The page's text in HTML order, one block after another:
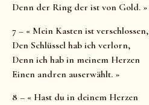
Denn der Ring der ist von Gold. »
7 – « Mein Kasten ist verschlossen,
Den Schlüssel hab ich verlorn,
Denn ich hab in meinem Herzen
Einen andren auserwählt. »
8 – « Hast du in deinem Herzen